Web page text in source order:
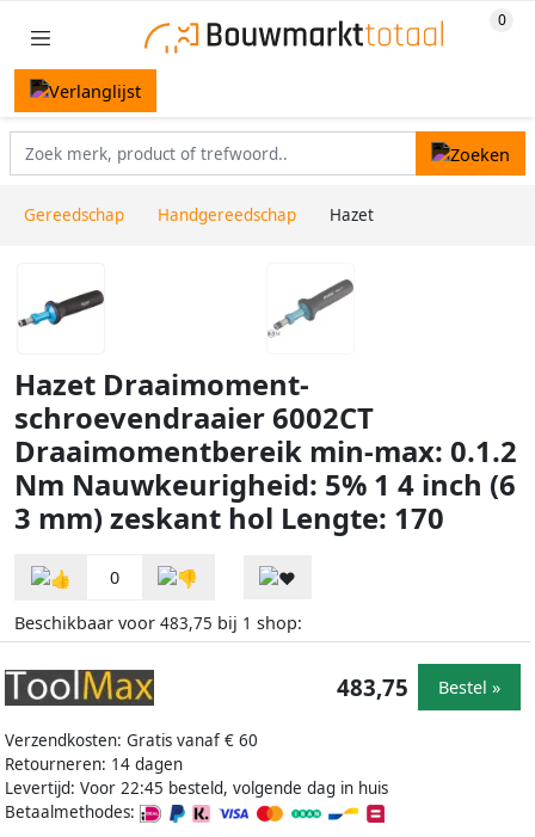
Gereedschap Handgereedschap Hazet
Hazet Draaimoment-
schroevendraaier 6002CT
Draaimomentbereik min-max: 0.1.2
Nm Nauwkeurigheid: 5% 1 4 inch (6
3 mm) zeskant hol Lengte: 170
0
Beschikbaar voor 483,75 bij 1 shop:
Verzendkosten: Gratis vanaf € 60
Retourneren: 14 dagen
Levertijd: Voor 22:45 besteld, volgende dag in huis
Betaalmethodes:
483,75 Bestel »